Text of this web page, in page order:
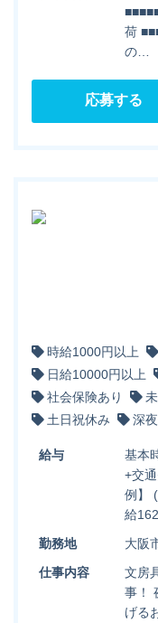
荷
の…
応募する
時給1000円以上
日給10000円以上
社会保険あり
土日祝休み
深
給与
基本
+交
例】
給
勤務地
大阪
仕事内容
文房
事！
げる